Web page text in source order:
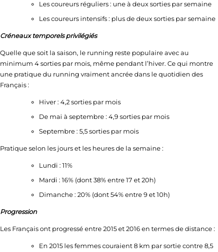
Les coureurs réguliers : une à deux sorties par semaine
Les coureurs intensifs : plus de deux sorties par semaine
Créneaux temporels privilégiés
Quelle que soit la saison, le running reste populaire avec au
minimum 4 sorties par mois, même pendant l’hiver. Ce qui montre
une pratique du running vraiment ancrée dans le quotidien des
Français :
Hiver : 4,2 sorties par mois
De mai à septembre : 4,9 sorties par mois
Septembre : 5,5 sorties par mois
Pratique selon les jours et les heures de la semaine :
Lundi : 11%
Mardi : 16% (dont 38% entre 17 et 20h)
Dimanche : 20% (dont 54% entre 9 et 10h)
Progression
Les Français ont progressé entre 2015 et 2016 en termes de distance :
En 2015 les femmes couraient 8 km par sortie contre 8,5